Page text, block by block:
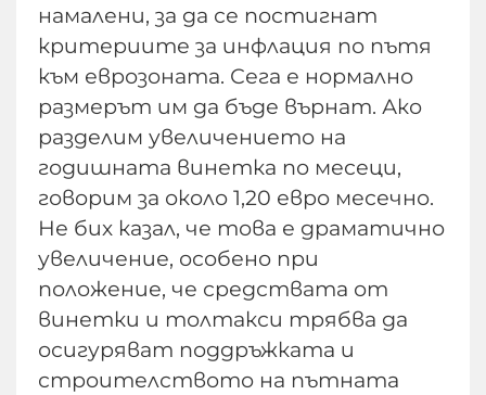
намалени, за да се постигнат
критериите за инфлация по пътя
към еврозоната. Сега е нормално
размерът им да бъде върнат. Ако
разделим увеличението на
годишната винетка по месеци,
говорим за около 1,20 евро месечно.
Не бих казал, че това е драматично
увеличение, особено при
положение, че средствата от
винетки и толтакси трябва да
осигуряват поддръжката и
строителството на пътната